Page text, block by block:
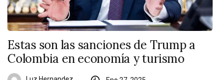
Estas son las sanciones de Trump a
Colombia en economía y turismo